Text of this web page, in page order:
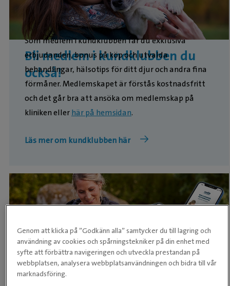
Bli medlem i kundklubben du
också!
Som medlem i kundklubben får du exklusiva
erbjudanden, bonus på köp och utvalda
behandlingar, hälsotips för ditt djur och andra fina
förmåner. Medlemskapet är förstås kostnadsfritt
och det går bra att ansöka om medlemskap på
kliniken ellerhär på hemsidan.
Läs mer om kundklubben här
Genom att klicka på ”Godkänn alla” samtycker du till lagring och
användning av cookies och spårningstekniker på din enhet med
syfte att förbättra navigeringen och utveckla prestandan på
webbplatsen, analysera webbplatsanvändningen och bidra till vår
marknadsföring.